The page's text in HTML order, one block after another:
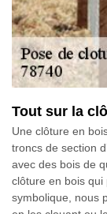
Tout sur la
Une clôture en
troncs de section
avec des bois de
clôture en bois qui
symbolique, nous